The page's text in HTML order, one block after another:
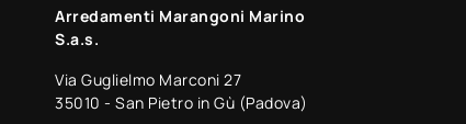
Arredamenti Marangoni Marino
S.a.s.
Via Guglielmo Marconi 27
35010 - San Pietro in Gù (Padova)